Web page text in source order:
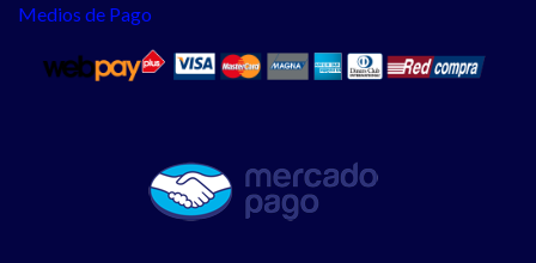
Medios de Pago